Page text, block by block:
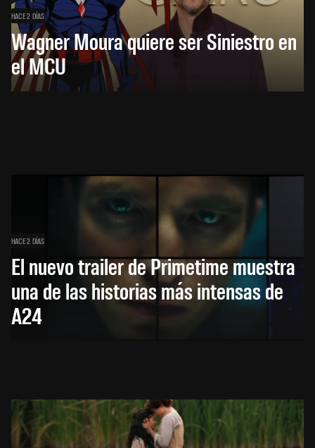
HACE 2 DÍAS
Wagner Moura quiere ser Siniestro en
el MCU
HACE 2 DÍAS
El nuevo trailer de Primetime muestra
una de las historias más intensas de
A24